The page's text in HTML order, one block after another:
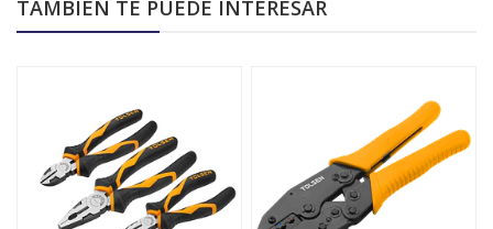
TAMBIÉN TE PUEDE INTERESAR